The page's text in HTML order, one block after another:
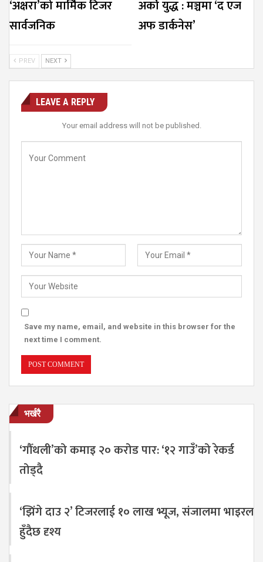
‘अक्षरा’को मार्मिक टिजर
सार्वजनिक
अर्को युद्ध : मञ्चमा ‘द एज
अफ डार्कनेस’
PREV NEXT
LEAVE A REPLY
Your email address will not be published.
Save my name, email, and website in this browser for the
next time I comment.
भर्खरै
‘गौँथली’को कमाइ २० करोड पार: ‘१२ गाउँ’को रेकर्ड
तोड्दै
‘झिंगे दाउ २’ टिजरलाई १० लाख भ्यूज, संजालमा भाइरल
हुँदैछ दृश्य